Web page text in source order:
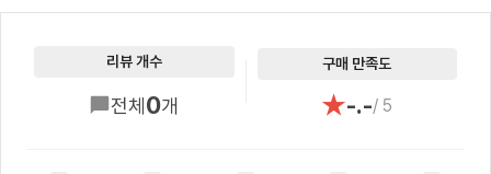
리뷰 개수
전체0개
구매 만족도
★-.-/ 5